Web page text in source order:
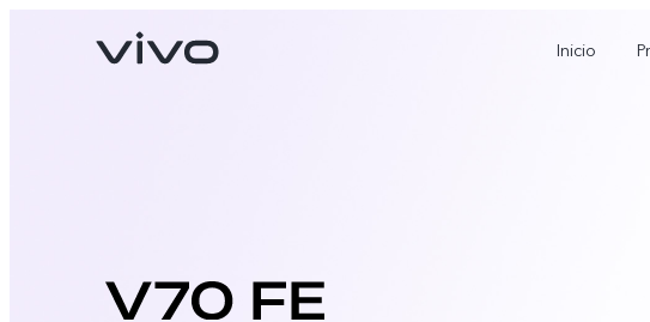
Inicio